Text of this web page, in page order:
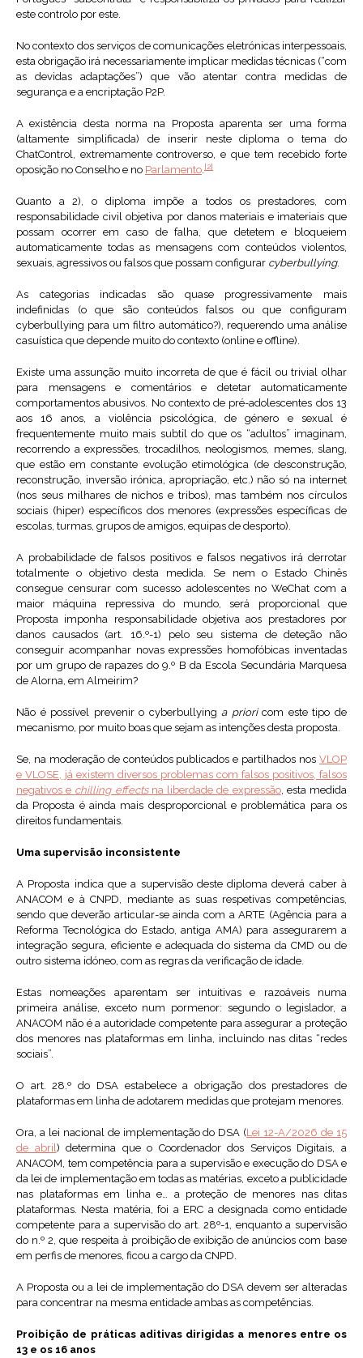
este controlo por este.
No contexto dos serviços de comunicações eletrónicas interpessoais,
esta obrigação irá necessariamente implicar medidas técnicas (“com
as devidas adaptações”) que vão atentar contra medidas de
segurança e a encriptação P2P.
A existência desta norma na Proposta aparenta ser uma forma
(altamente simplificada) de inserir neste diploma o tema do
ChatControl, extremamente controverso, e que tem recebido forte
oposição no Conselho e no Parlamento.[2]
Quanto a 2), o diploma impõe a todos os prestadores, com
responsabilidade civil objetiva por danos materiais e imateriais que
possam ocorrer em caso de falha, que detetem e bloqueiem
automaticamente todas as mensagens com conteúdos violentos,
sexuais, agressivos ou falsos que possam configurar cyberbullying.
As categorias indicadas são quase progressivamente mais
indefinidas (o que são conteúdos falsos ou que configuram
cyberbullying para um filtro automático?), requerendo uma análise
casuística que depende muito do contexto (online e offline).
Existe uma assunção muito incorreta de que é fácil ou trivial olhar
para mensagens e comentários e detetar automaticamente
comportamentos abusivos. No contexto de pré-adolescentes dos 13
aos 16 anos, a violência psicológica, de género e sexual é
frequentemente muito mais subtil do que os “adultos” imaginam,
recorrendo a expressões, trocadilhos, neologismos, memes, slang,
que estão em constante evolução etimológica (de desconstrução,
reconstrução, inversão irónica, apropriação, etc.) não só na internet
(nos seus milhares de nichos e tribos), mas também nos círculos
sociais (hiper) específicos dos menores (expressões específicas de
escolas, turmas, grupos de amigos, equipas de desporto).
A probabilidade de falsos positivos e falsos negativos irá derrotar
totalmente o objetivo desta medida. Se nem o Estado Chinês
consegue censurar com sucesso adolescentes no WeChat com a
maior máquina repressiva do mundo, será proporcional que
Proposta imponha responsabilidade objetiva aos prestadores por
danos causados (art. 16.º-1) pelo seu sistema de deteção não
conseguir acompanhar novas expressões homofóbicas inventadas
por um grupo de rapazes do 9.º B da Escola Secundária Marquesa
de Alorna, em Almeirim?
Não é possível prevenir o cyberbullyinga prioricom este tipo de
mecanismo, por muito boas que sejam as intenções desta proposta.
Se, na moderação de conteúdos publicados e partilhados nos VLOP
e VLOSE, já existem diversos problemas com falsos positivos, falsos
negativos e chilling effectsna liberdade de expressão, esta medida
da Proposta é ainda mais desproporcional e problemática para os
direitos fundamentais.
Uma supervisão inconsistente
A Proposta indica que a supervisão deste diploma deverá caber à
ANACOM e à CNPD, mediante as suas respetivas competências,
sendo que deverão articular-se ainda com a ARTE (Agência para a
Reforma Tecnológica do Estado, antiga AMA) para assegurarem a
integração segura, eficiente e adequada do sistema da CMD ou de
outro sistema idóneo, com as regras da verificação de idade.
Estas nomeações aparentam ser intuitivas e razoáveis numa
primeira análise, exceto num pormenor: segundo o legislador, a
ANACOM não é a autoridade competente para assegurar a proteção
dos menores nas plataformas em linha, incluindo nas ditas “redes
sociais”.
O art. 28.º do DSA estabelece a obrigação dos prestadores de
plataformas em linha de adotarem medidas que protejam menores.
Ora, a lei nacional de implementação do DSA (Lei 12-A/2026 de 15
de abril) determina que o Coordenador dos Serviços Digitais, a
ANACOM, tem competência para a supervisão e execução do DSA e
da lei de implementação em todas as matérias, exceto a publicidade
nas plataformas em linha e… a proteção de menores nas ditas
plataformas. Nesta matéria, foi a ERC a designada como entidade
competente para a supervisão do art. 28º-1, enquanto a supervisão
do n.º 2, que respeita à proibição de exibição de anúncios com base
em perfis de menores, ficou a cargo da CNPD.
A Proposta ou a lei de implementação do DSA devem ser alteradas
para concentrar na mesma entidade ambas as competências.
Proibição de práticas aditivas dirigidas a menores entre os
13 e os 16 anos